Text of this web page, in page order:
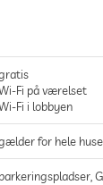
Fi på værelset
Fi i lobbyen
for hele
parkeringspladser,